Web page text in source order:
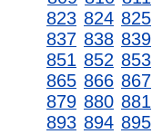
823 824 825
837 838 839
851 852 853
865 866 867
879 880 881
893 894 895